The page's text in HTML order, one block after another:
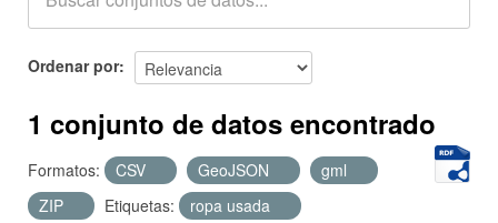
Acerca de
Ordenar por
1 conjunto de datos encontrado
Formatos: CSV GeoJSON
gml
ZIP
Etiquetas: ropa usada